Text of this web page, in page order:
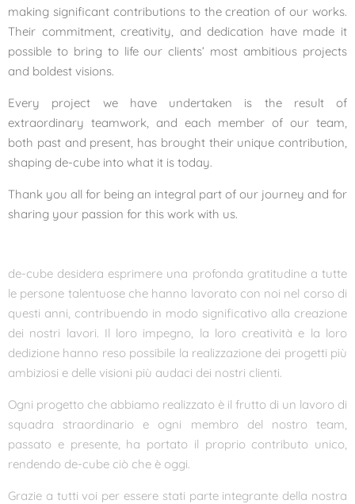
making significant contributions to the creation of our works.
Their commitment, creativity, and dedication have made it
possible to bring to life our clients’ most ambitious projects
and boldest visions.
Every project we have undertaken is the result of
extraordinary teamwork, and each member of our team,
both past and present, has brought their unique contribution,
shaping de-cube into what it is today.
Thank you all for being an integral part of our journey and for
sharing your passion for this work with us.
de-cube desidera esprimere una profonda gratitudine a tutte
le persone talentuose che hanno lavorato con noi nel corso di
questi anni, contribuendo in modo significativo alla creazione
dei nostri lavori. Il loro impegno, la loro creatività e la loro
dedizione hanno reso possibile la realizzazione dei progetti più
ambiziosi e delle visioni più audaci dei nostri clienti.
Ogni progetto che abbiamo realizzato è il frutto di un lavoro di
squadra straordinario e ogni membro del nostro team,
passato e presente, ha portato il proprio contributo unico,
rendendo de-cube ciò che è oggi.
Grazie a tutti voi per essere stati parte integrante della nostra